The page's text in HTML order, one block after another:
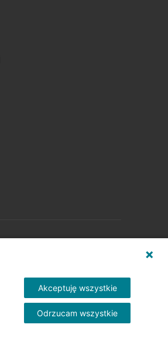
Akceptuję wszystkie
Odrzucam wszystkie